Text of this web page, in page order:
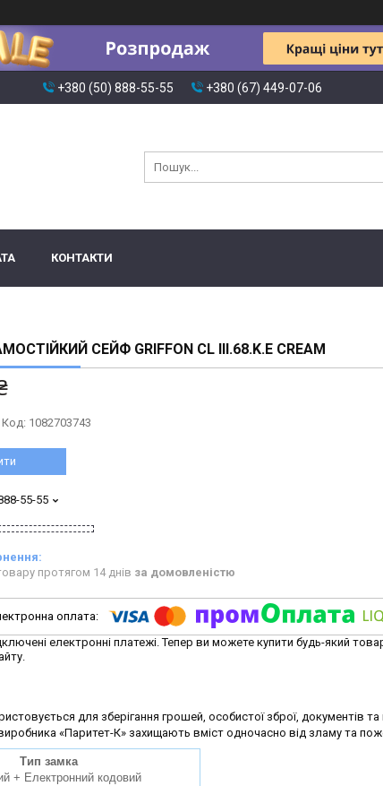
+380 (50) 888-55-55 +380 (67) 449-07-06
КОНТАКТИ
СЕЙФ GRIFFON CL III.68.K.E CREAM
Код: 1082703743
55-55
протягом 14 днів за домовленістю
електронні платежі. Тепер ви можете купити будь-який
для зберігання грошей, особистої зброї, документів та
«Паритет-К» захищають вміст одночасно від зламу та
Тип замка
+ Електронний кодовий